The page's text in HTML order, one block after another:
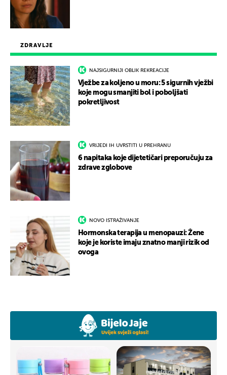
ZDRAVLJE
NAJSIGURNIJI OBLIK REKREACIJE
Vježbe za koljeno u moru: 5 sigurnih vježbi
koje mogu smanjiti bol i poboljšati
pokretljivost
VRIJEDI IH UVRSTITI U PREHRANU
6 napitaka koje dijetetičari preporučuju za
zdrave zglobove
NOVO ISTRAŽIVANJE
Hormonska terapija u menopauzi: Žene
koje je koriste imaju znatno manji rizik od
ovoga